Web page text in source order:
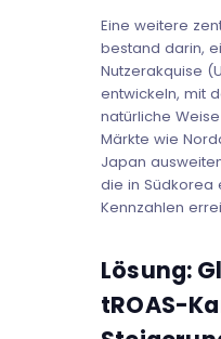
Eine weitere
bestand darin,
Nutzerakquise
entwickeln, mit
natürliche
Märkte wie
Japan
die in Südkorea
Kennzahlen
Lösung:
tROAS-